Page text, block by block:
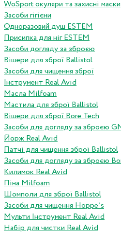
WoSport окуляри та захисні маски
Засоби гігієни
Одноразовий душ ESTEM
Присипка для ніг ESTEM
Засоби догляду за зброєю
Вішери для зброї Ballistol
Засоби для чищення зброї
Інструмент Real Avid
Масла Milfoam
Мастила для зброї Ballistol
Вішери для зброї Bore Tech
Засоби для догляду за зброєю
Йорж Real Avid
Патчі для чищення зброї Ballistol
Засоби для догляду за зброєю
Килимок Real Avid
Піна Milfoam
Шомполи для зброї Ballistol
Засоби для чищення Hoppe`s
Мульти Інструмент Real Avid
Набір для чистки Real Avid